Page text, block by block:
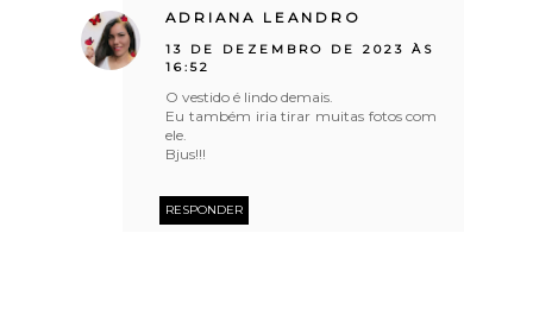
ADRIANA LEANDRO
13 DE DEZEMBRO DE 2023 ÀS
16:52
O vestido é lindo demais.
Eu também iria tirar muitas fotos com
ele.
Bjus!!!
RESPONDER